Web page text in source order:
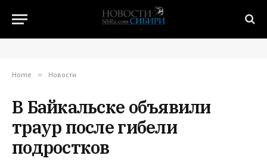
Home » Новости
В Байкальске объявили
траур после гибели
подростков